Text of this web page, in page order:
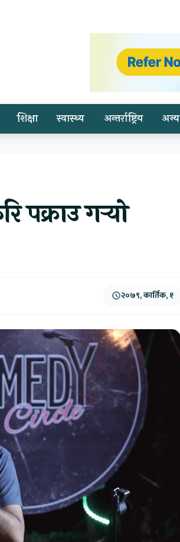
शिक्षा स्वास्थ्य अन्तर्राष्ट्रिय अन्य
पक्राउ गर्‍यो
२०७९, कार्तिक, १